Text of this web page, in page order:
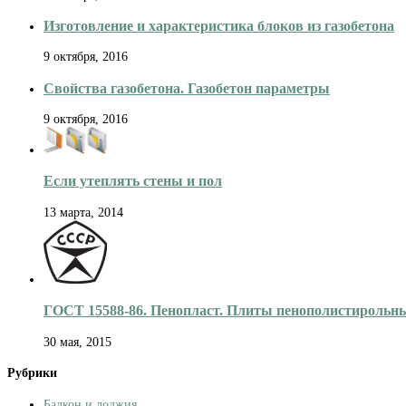
Изготовление и характеристика блоков из газобетона
9 октября, 2016
Свойства газобетона. Газобетон параметры
9 октября, 2016
Если утеплять стены и пол
13 марта, 2014
ГОСТ 15588-86. Пенопласт. Плиты
30 мая, 2015
Рубрики